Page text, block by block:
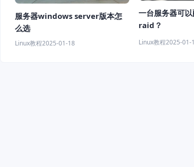
服务器windows server版本怎
么选
Linux教程2025-01-18
一台服务器可
raid？
Linux教程2025-01-